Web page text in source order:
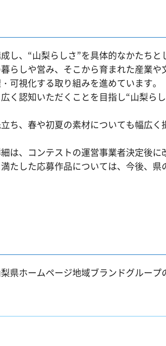
し、“山梨らしさ”を具体的なかたちと
らしや営み、そこから育まれた産業
可視化する取り組みを進めています。
く認知いただくことを目指し“山梨ら
ち、春や初夏の素材についても幅広く
、コンテストの運営事業者決定後に
たした応募作品については、今後、県
県ホームページ地域ブランドグループ